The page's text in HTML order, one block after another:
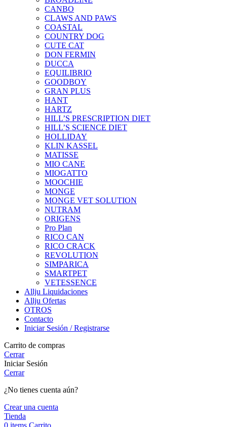
CANBO
CLAWS AND PAWS
COASTAL
COUNTRY DOG
CUTE CAT
DON FERMIN
DUCCA
EQUILIBRIO
GOODBOY
GRAN PLUS
HANT
HARTZ
HILL’S PRESCRIPTION DIET
HILL’S SCIENCE DIET
HOLLIDAY
KLIN KASSEL
MATISSE
MIO CANE
MIOGATTO
MOOCHIE
MONGE
MONGE VET SOLUTION
NUTRAM
ORIGENS
Pro Plan
RICO CAN
RICO CRACK
REVOLUTION
SIMPARICA
SMARTPET
VETESSENCE
Allju Liquidaciones
Allju Ofertas
OTROS
Contacto
Iniciar Sesión / Registrarse
Carrito de compras
Cerrar
Iniciar Sesión
Cerrar
¿No tienes cuenta aún?
Crear una cuenta
Tienda